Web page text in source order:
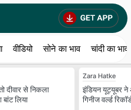
वीडियो सोने का भाव चांदी का भाव
दीवार से निकला
लिया
Zara Hatke
इंडियन यूट्यूबर ने
गिनीज वर्ल्ड